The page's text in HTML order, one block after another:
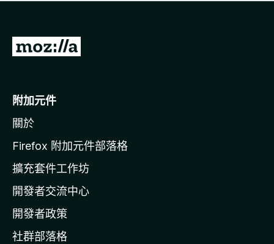
有
前
o
i
l
a
官
網
附加元件
關於
Firefox 附加元件部落格
擴充套件工作坊
開發者交流中心
開發者政策
社群部落格